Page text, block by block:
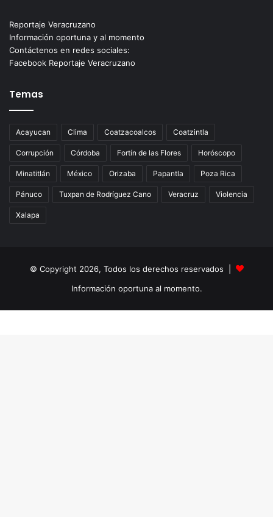
Reportaje Veracruzano
Información oportuna y al momento
Contáctenos en redes sociales:
Facebook Reportaje Veracruzano
Temas
Acayucan Clima Coatzacoalcos Coatzintla
Corrupción Córdoba Fortín de las Flores Horóscopo
Minatitlán México Orizaba Papantla Poza Rica
Pánuco Tuxpan de Rodríguez Cano Veracruz Violencia
Xalapa
© Copyright 2026, Todos los derechos reservados |
Información oportuna al momento.